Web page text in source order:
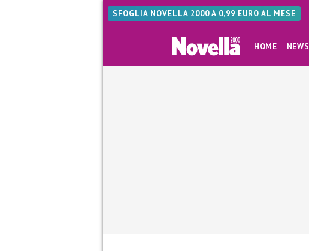
SFOGLIA NOVELLA 2000 A 0,99 EURO AL MESE
HOME NEWS